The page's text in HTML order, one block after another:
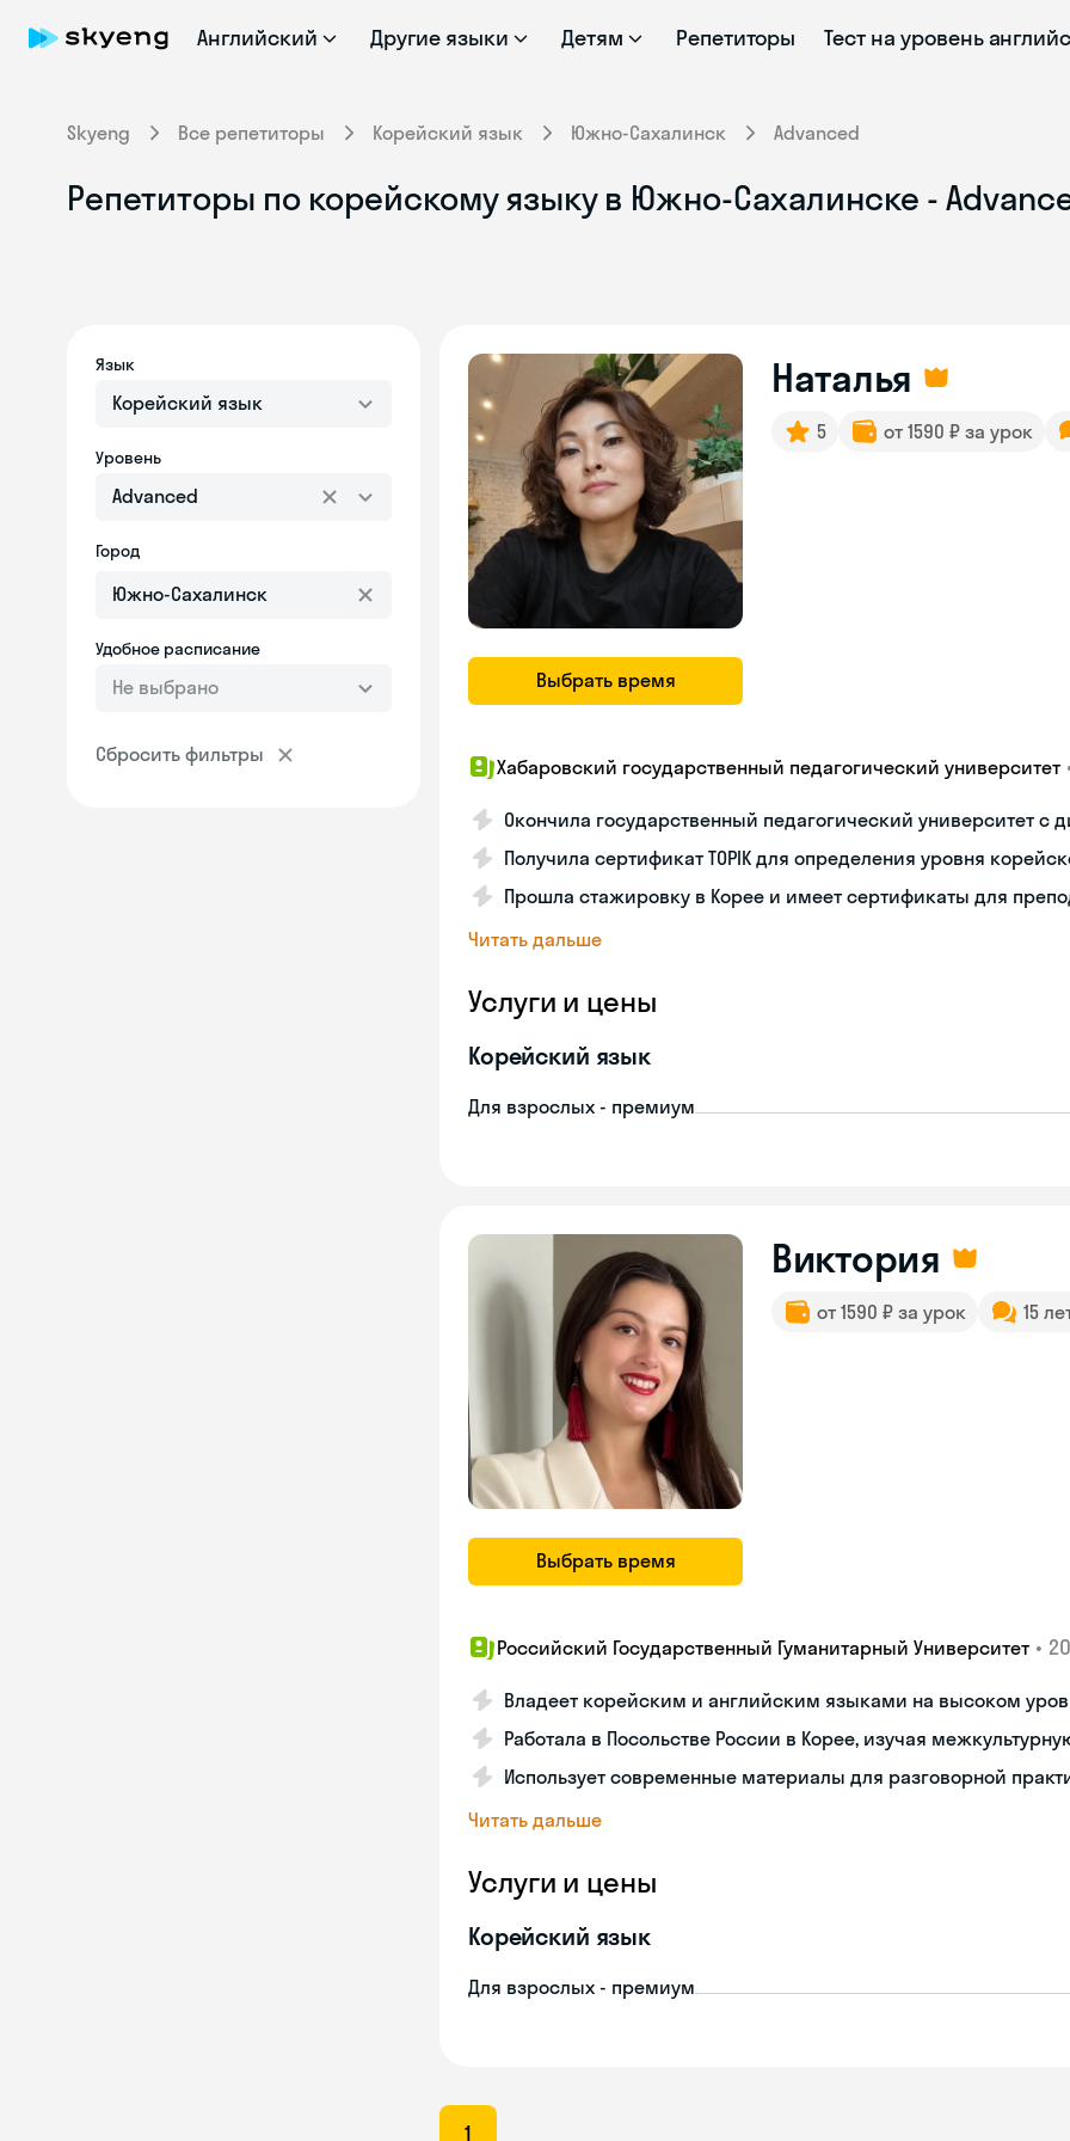
Английский Другие языки Детям Репетиторы Тест на уровень
Skyeng Все репетиторы Корейский язык Южно-Сахалинск Advanced
Репетиторы по корейскому языку в Южно-Сахалинске -
Язык
Корейский язык
Уровень
Advanced
Город
Удобное расписание
Не выбрано
Сбросить фильтры
Выбрать время
Наталья
5 от 1590 ₽ за урок
Хабаровский государственный педагогический университет
Окончила государственный педагогический университет с
Получила сертификат TOPIK для определения уровня
Прошла стажировку в Корее и имеет сертификаты для
Читать дальше
Услуги и цены
Корейский язык
Для взрослых - премиум
Выбрать время
Виктория
от 1590 ₽ за урок 15
Российский Государственный Гуманитарный Университет •
Владеет корейским и английским языками на высоком
Работала в Посольстве России в Корее, изучая
Использует современные материалы для разговорной
Читать дальше
Услуги и цены
Корейский язык
Для взрослых - премиум
1